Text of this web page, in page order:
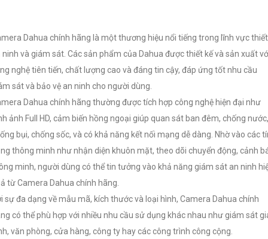
Dahua chính hãng là một thương hiệu nổi tiếng trong lĩnh vực
ninh và giám sát. Các sản phẩm của Dahua được thiết kế và sản xuất
nghệ tiên tiến, chất lượng cao và đáng tin cậy, đáp ứng tốt nhu cầu
sát và bảo vệ an ninh cho người dùng.
Dahua chính hãng thường được tích hợp công nghệ hiện đại như
ảnh Full HD, cảm biến hồng ngoại giúp quan sát ban đêm, chống nước,
bụi, chống sốc, và có khả năng kết nối mạng dễ dàng. Nhờ vào các
thông minh như nhận diện khuôn mặt, theo dõi chuyển động, cảnh
minh, người dùng có thể tin tưởng vào khả năng giám sát an ninh
từ Camera Dahua chính hãng.
sự đa dạng về mẫu mã, kích thước và loại hình, Camera Dahua chính
có thể phù hợp với nhiều nhu cầu sử dụng khác nhau như giám sát
văn phòng, cửa hàng, công ty hay các công trình công cộng.